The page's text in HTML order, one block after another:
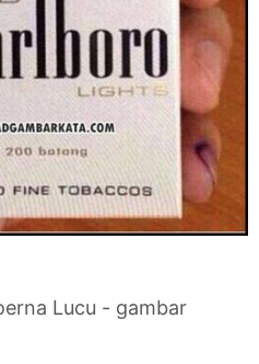
Lucu - gambar